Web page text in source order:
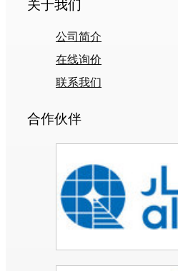
关于我们
公司简介
在线询价
联系我们
合作伙伴